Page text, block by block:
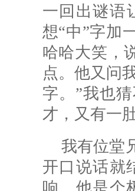
一回出谜语
想“中”字加
哈哈大笑，
点。他又问
字。”我也
才，又有一
我有位堂
开口说话就
响。他是个